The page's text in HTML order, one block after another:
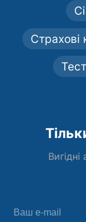
Страхові
Вигідні